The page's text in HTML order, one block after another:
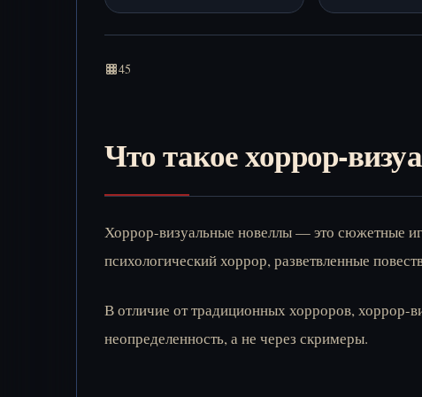
45
Что такое хоррор-
Хоррор-визуальные новеллы — это сюжетные
психологический хоррор, разветвленные
В отличие от традиционных хорроров, хоррор-
неопределенность, а не через скримеры.